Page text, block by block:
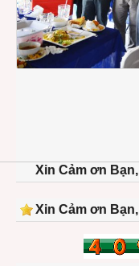
Xin Cảm ơn
Xin Cảm ơn